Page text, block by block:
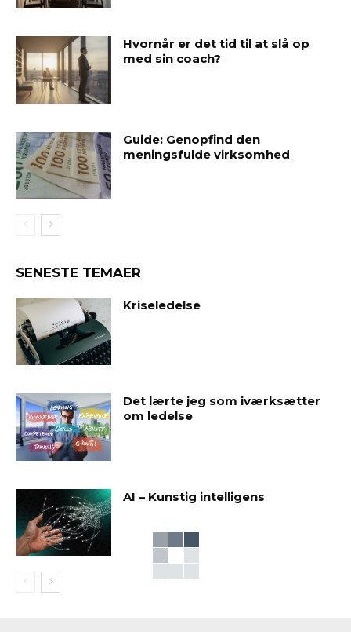
Hvornår er det tid til at slå op
med sin coach?
Guide: Genopfind den
meningsfulde virksomhed
SENESTE TEMAER
Kriseledelse
Det lærte jeg som iværksætter
om ledelse
AI – Kunstig intelligens